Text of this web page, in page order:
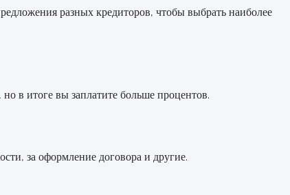
разных кредиторов, чтобы выбрать наиболее
в итоге вы заплатите больше процентов.
за оформление договора и другие.